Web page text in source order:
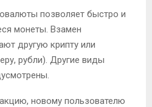
позволяет быстро и
монеты. Взамен
другую крипту или
рубли). Другие виды
новому пользователю